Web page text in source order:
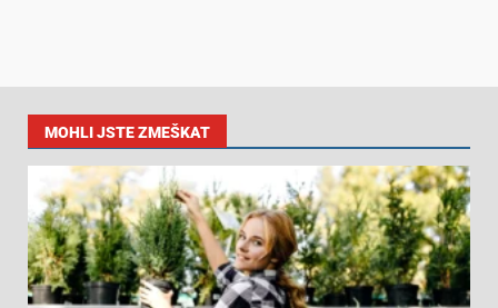
MOHLI JSTE ZMEŠKAT